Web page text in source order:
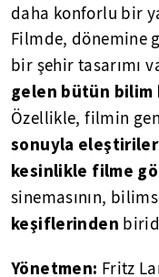
daha konforlu bir
Filmde, dönemine
bir şehir tasarımı
gelen bütün
Özellikle, filmin
sonuyla eleştiriler
kesinlikle filme
sinemasının,
keşiflerinden
Yönetmen: Fritz